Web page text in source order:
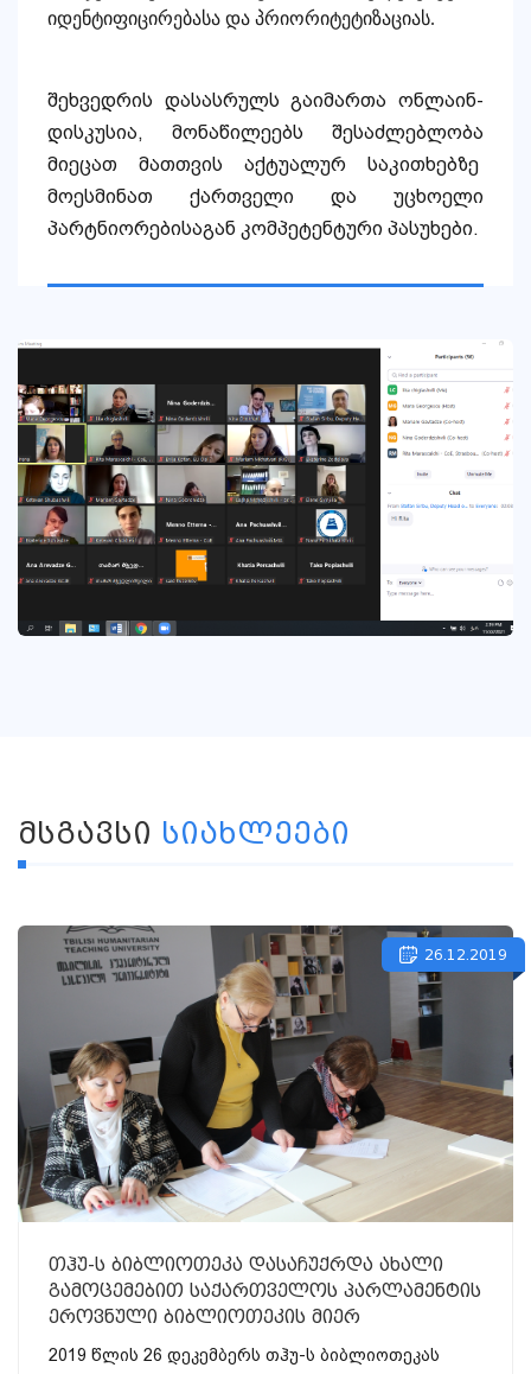
იდენტიფიცირებასა და პრიორიტეტიზაციას.
შეხვედრის დასასრულს გაიმართა ონლაინ-
დისკუსია, მონაწილეებს შესაძლებლობა
მიეცათ მათთვის აქტუალურ საკითხებზე
მოესმინათ ქართველი და უცხოელი
პარტნიორებისაგან კომპეტენტური პასუხები.
ᲛᲡᲒᲐᲕᲡᲘ ᲡᲘᲐᲮᲚᲔᲔᲑᲘ
26.12.2019
თჰუ-ს ბიბლიოთეკა დასაჩუქრდა ახალი
გამოცემებით საქართველოს პარლამენტის
ეროვნული ბიბლიოთეკის მიერ
2019 წლის 26 დეკემბერს თჰუ-ს ბიბლიოთეკას